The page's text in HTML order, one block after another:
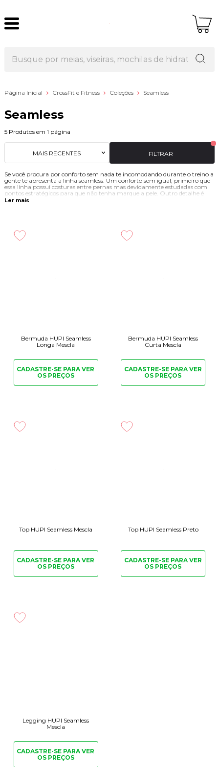
Página Inicial CrossFit e Fitness Coleções Seamless
Seamless
5 Produtos em 1 página
FILTRAR
MAIS RECENTES
Se você procura por conforto sem nada te incomodando durante o treino a
gente te apresenta a linha seamless. Um conforto sem igual, primeiro que
essa linha possui costuras entre pernas mas devidamente estudadas com
pontos estratégicos para que não tenha marque a pele. Outro detalhe é
que a parte do meio das pernas tem uma costura aberta para que durante
E a transparência, 0% transparência, isso mesmo! Uma linha perfeita para
Orgulhosamente produzido no Brasil ♥
Ler mais
Bermuda HUPI Seamless
Longa Mescla
CADASTRE-SE PARA VER
OS PREÇOS
Bermuda HUPI Seamless
Curta Mescla
CADASTRE-SE PARAVER
OS PREÇOS
Top HUPI Seamless Mescla
CADASTRE-SE PARA VER
OS PREÇOS
Top HUPI Seamless Preto
CADASTRE-SE PARAVER
OS PREÇOS
Legging HUPI Seamless
Mescla
CADASTRE-SE PARA VER
OS PREÇOS